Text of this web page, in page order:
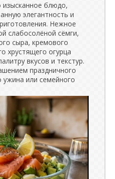
блюдо,
элегантность и
Нежное
слабосолёной сёмги,
сыра, кремового
хрустящего огурца
вкусов и текстур.
праздничного
ужина или семейного